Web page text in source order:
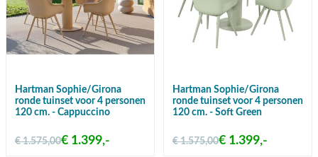
Hartman Sophie/Girona
ronde tuinset voor 4 personen
120 cm. - Cappuccino
€ 1.575,00€ 1.399,-
Hartman Sophie/Girona
ronde tuinset voor 4 personen
120 cm. - Soft Green
€ 1.575,00€ 1.399,-